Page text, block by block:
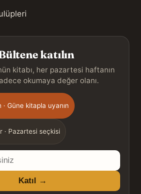
katılın
kitabı, her pazartesi haftanın
okumaya değer olanı.
· Güne kitapla uyanın
· Pazartesi seçkisi
Katıl →